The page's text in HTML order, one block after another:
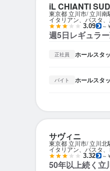
iL CHIANTI
東京都 立川市 立川南
イタリアン、パスタ
3.09 ～
週5日レギュラ
正社員 ホールスタ
バイト ホールスタ
サヴィニ
東京都 立川市 立川北
イタリアン、パスタ
3.32 ～
50年以上続く立